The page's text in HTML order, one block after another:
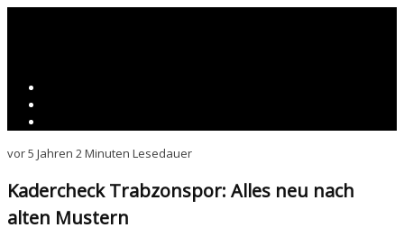
vor 5 Jahren 2 Minuten Lesedauer
Kadercheck Trabzonspor: Alles neu nach
alten Mustern